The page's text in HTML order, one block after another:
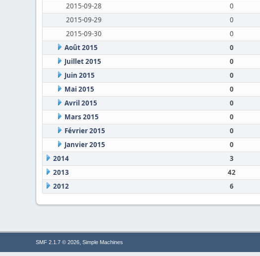
2015-09-28
0
2015-09-29
0
2015-09-30
0
Août 2015
0
Juillet 2015
0
Juin 2015
0
Mai 2015
0
Avril 2015
0
Mars 2015
0
Février 2015
0
Janvier 2015
0
2014
3
2013
42
2012
6
SMF 2.1.7 © 2026, Simple Machines